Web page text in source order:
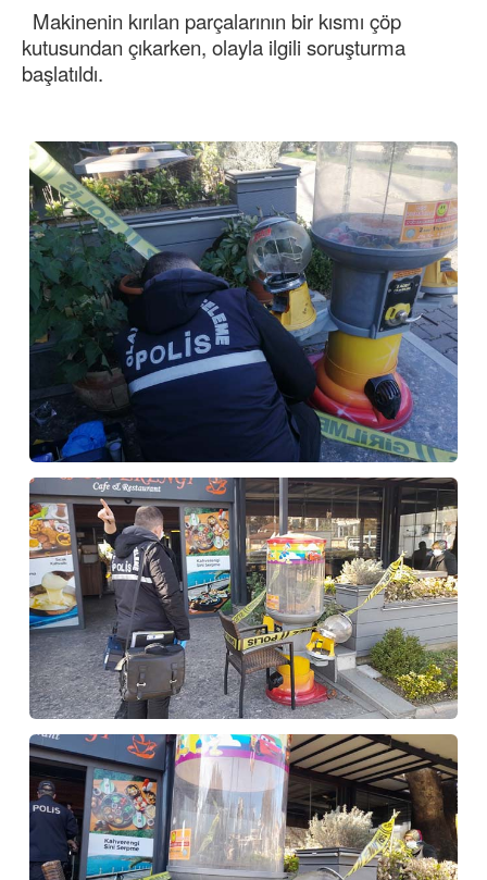
Makinenin kırılan parçalarının bir kısmı çöp
kutusundan çıkarken, olayla ilgili soruşturma
başlatıldı.